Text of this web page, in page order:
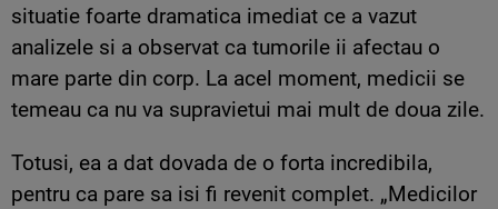
situatie foarte dramatica imediat ce a vazut
analizele si a observat ca tumorile ii afectau o
mare parte din corp. La acel moment, medicii se
temeau ca nu va supravietui mai mult de doua zile.
Totusi, ea a dat dovada de o forta incredibila,
pentru ca pare sa isi fi revenit complet. „Medicilor